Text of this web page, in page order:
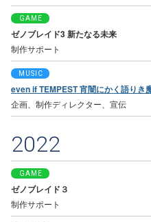
GAME
ゼノブレイド3 新たなる未来
制作サポート
MUSIC
even if TEMPEST 宵闇にかく語り
企画、制作ディレクター、宣伝
2022
GAME
ゼノブレイド３
制作サポート